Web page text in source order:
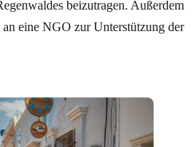
beizutragen. Außerdem
eine NGO zur Unterstützung der